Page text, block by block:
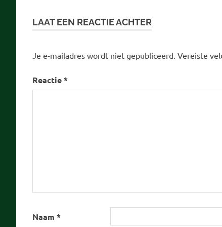
LAAT EEN REACTIE ACHTER
Je e-mailadres wordt niet gepubliceerd. Vereiste
Reactie*
Naam *